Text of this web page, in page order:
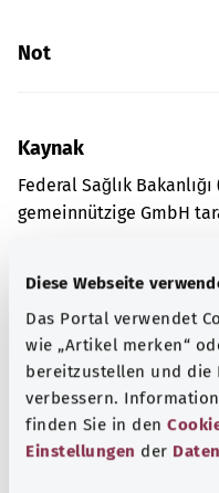
Diese Webseite
Das Portal verwendet
wie „Artikel merken“
bereitzustellen und die
verbessern.
finden Sie in den
Einstellungen der
Not
Kaynak
Federal Sağlık
gemeinnützige GmbH
Kapsamlı bilgi
Diğer yazılar